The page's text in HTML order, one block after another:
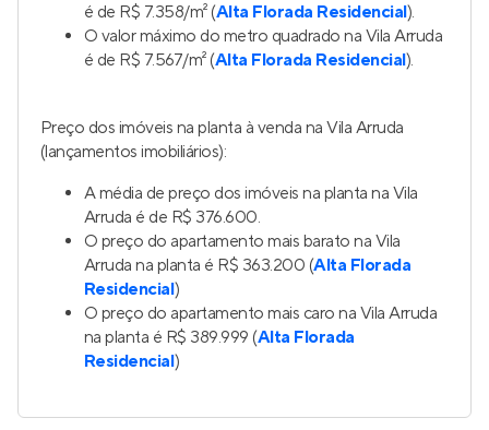
é de R$ 7.358/m² (Alta Florada Residencial).
O valor máximo do metro quadrado na Vila Arruda
é de R$ 7.567/m² (Alta Florada Residencial).
Preço dos imóveis na planta à venda na Vila Arruda
(lançamentos imobiliários):
A média de preço dos imóveis na planta na Vila
Arruda é de R$ 376.600.
O preço do apartamento mais barato na Vila
Arruda na planta é R$ 363.200 (Alta Florada
Residencial)
O preço do apartamento mais caro na Vila Arruda
na planta é R$ 389.999 (Alta Florada
Residencial)